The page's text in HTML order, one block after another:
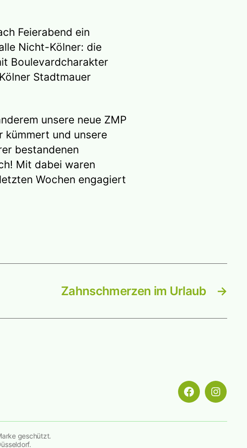
Feierabend ein
Nicht-Kölner: die
Boulevardcharakter
Stadtmauer
unsere neue ZMP
kümmert und unsere
bestandenen
Mit dabei waren
Wochen engagiert
→
Zahnschmerzen im Urlaub
Menüeintrag
geschützt.